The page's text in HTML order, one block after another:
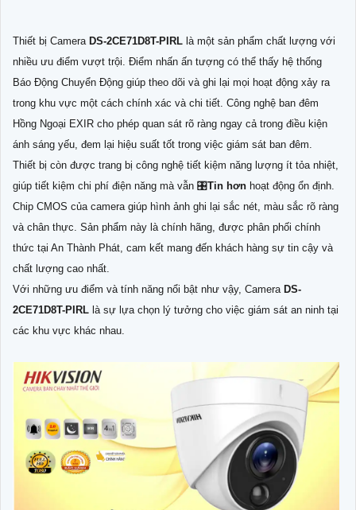
Thiết bị Camera DS-2CE71D8T-PIRL là một sản phẩm chất lượng với
nhiều ưu điểm vượt trội. Điểm nhấn ấn tượng có thể thấy hệ thống
Báo Động Chuyển Động giúp theo dõi và ghi lại mọi hoạt động xảy ra
trong khu vực một cách chính xác và chi tiết. Công nghệ ban đêm
Hồng Ngoại EXIR cho phép quan sát rõ ràng ngay cả trong điều kiện
ánh sáng yếu, đem lại hiệu suất tốt trong việc giám sát ban đêm.
Thiết bị còn được trang bị công nghệ tiết kiệm năng lượng ít tỏa nhiệt,
giúp tiết kiệm chi phí điện năng mà vẫn 🎛Tin hơn hoạt động ổn định.
Chip CMOS của camera giúp hình ảnh ghi lại sắc nét, màu sắc rõ ràng
và chân thực. Sản phẩm này là chính hãng, được phân phối chính
thức tại An Thành Phát, cam kết mang đến khách hàng sự tin cậy và
chất lượng cao nhất.
Với những ưu điểm và tính năng nổi bật như vậy, Camera DS-
2CE71D8T-PIRL là sự lựa chọn lý tưởng cho việc giám sát an ninh tại
các khu vực khác nhau.